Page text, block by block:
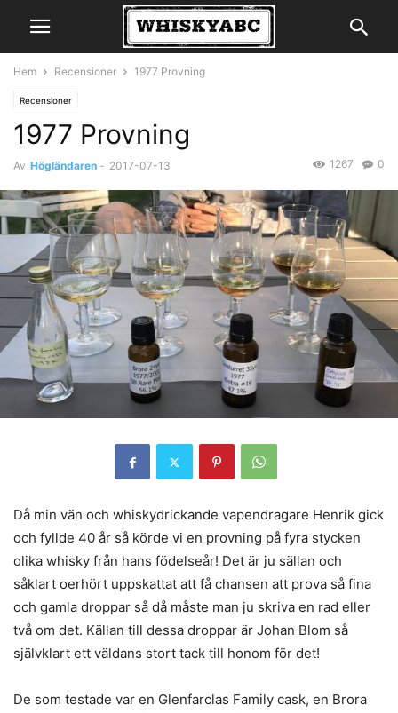
Hem Recensioner 1977 Provning
Recensioner
1977 Provning
Av Högländaren - 2017-07-13 0
1267
Då min vän och whiskydrickande vapendragare Henrik gick
och fyllde 40 år så körde vi en provning på fyra stycken
olika whisky från hans födelseår! Det är ju sällan och
såklart oerhört uppskattat att få chansen att prova så fina
och gamla droppar så då måste man ju skriva en rad eller
två om det. Källan till dessa droppar är Johan Blom så
självklart ett väldans stort tack till honom för det!
De som testade var en Glenfarclas Family cask, en Brora